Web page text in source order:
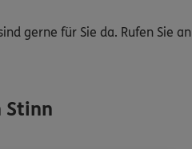
gerne für Sie da. Rufen Sie an
Stinn